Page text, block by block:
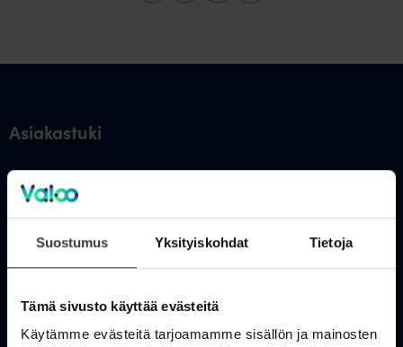
Suostumus Yksityiskohdat Tietoja
Tämä sivusto käyttää evästeitä
Käytämme evästeitä tarjoamamme sisällön ja mainosten
Asiakastuki
OmaValoo
Asiakaspalvelu
Valoo kokemuksia